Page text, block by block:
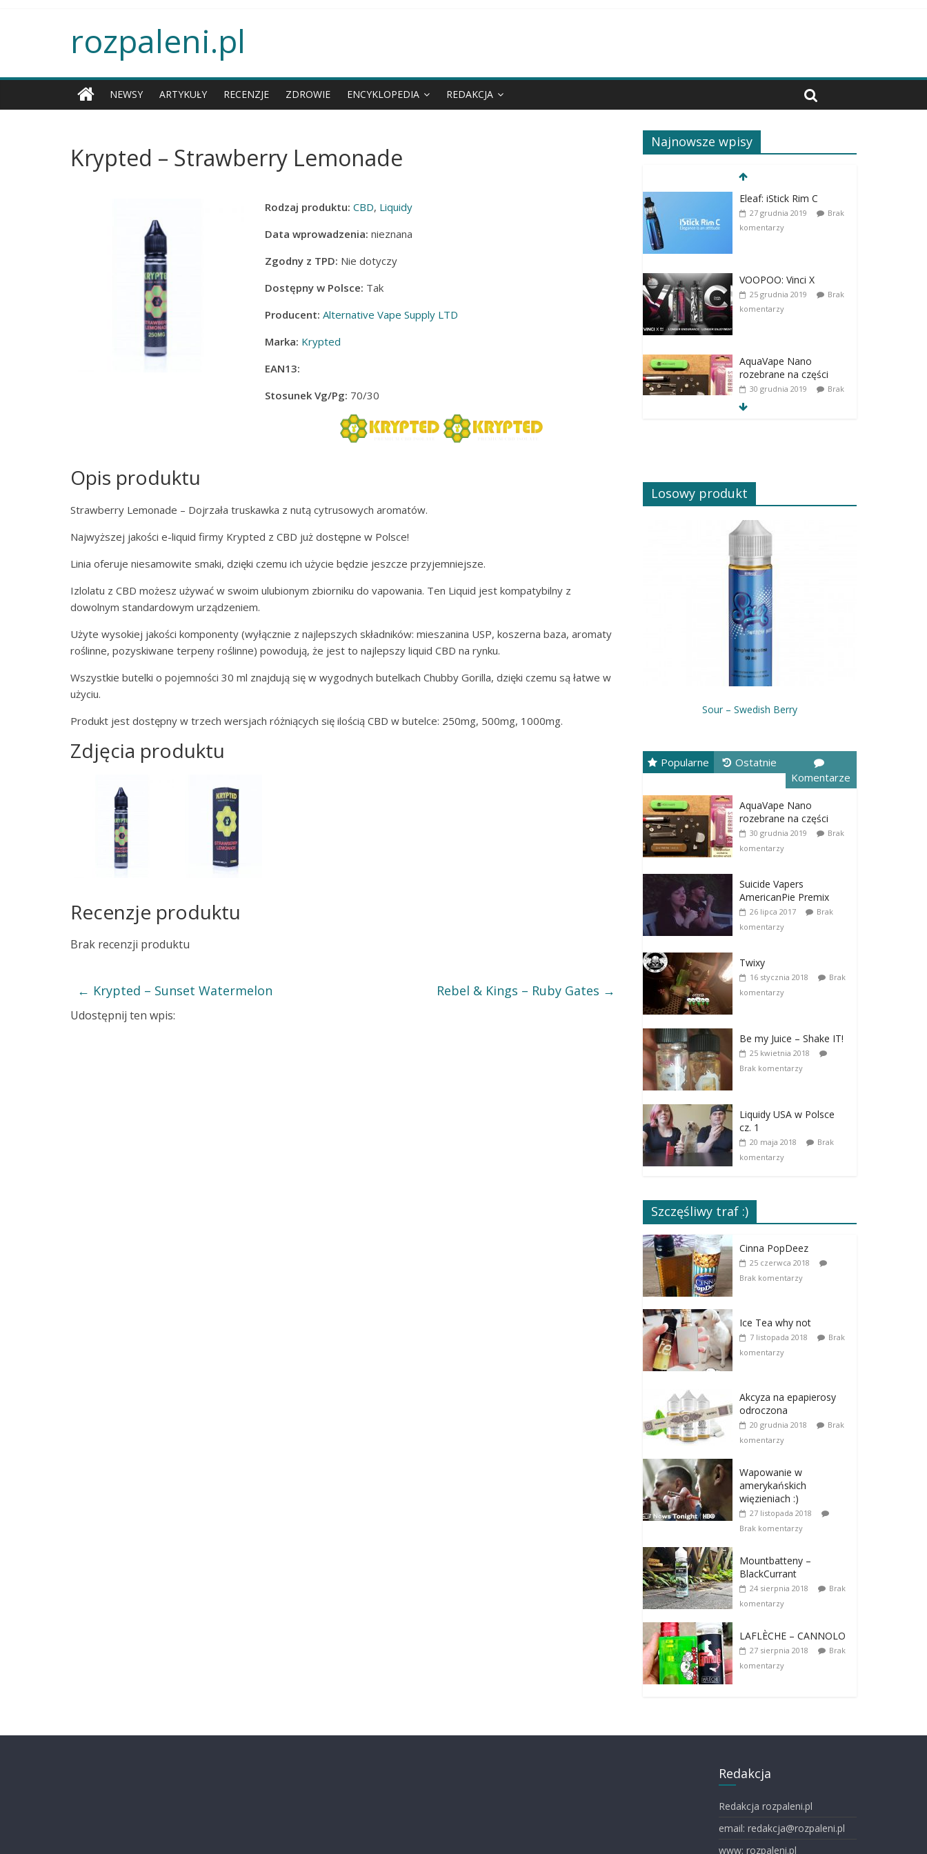
rozpaleni.pl
NEWSY ARTYKUŁY RECENZJE ZDROWIE ENCYKLOPEDIA REDAKCJA
Krypted – Strawberry Lemonade
Rodzaj produktu: CBD, Liquidy
Data wprowadzenia: nieznana
Zgodny z TPD: Nie dotyczy
Dostępny w Polsce: Tak
Producent: Alternative Vape Supply LTD
Marka: Krypted
EAN13:
Stosunek Vg/Pg: 70/30
Opis produktu
Strawberry Lemonade – Dojrzała truskawka z nutą cytrusowych aromatów.
Najwyższej jakości e-liquid firmy Krypted z CBD już dostępne w Polsce!
Linia oferuje niesamowite smaki, dzięki czemu ich użycie będzie jeszcze przyjemniejsze.
Izlolatu z CBD możesz używać w swoim ulubionym zbiorniku do vapowania. Ten Liquid jest kompatybilny z
dowolnym standardowym urządzeniem.
Użyte wysokiej jakości komponenty (wyłącznie z najlepszych składników: mieszanina USP, koszerna baza, aromaty
roślinne, pozyskiwane terpeny roślinne) powodują, że jest to najlepszy liquid CBD na rynku.
Wszystkie butelki o pojemności 30 ml znajdują się w wygodnych butelkach Chubby Gorilla, dzięki czemu są łatwe w
użyciu.
Produkt jest dostępny w trzech wersjach różniących się ilością CBD w butelce: 250mg, 500mg, 1000mg.
Zdjęcia produktu
Recenzje produktu
Brak recenzji produktu
← Krypted – Sunset Watermelon Rebel & Kings – Ruby Gates →
Udostępnij ten wpis:
Najnowsze wpisy
Eleaf: iStick Rim C
27 grudnia 2019
Brak
komentarzy
VOOPOO: Vinci X
25 grudnia 2019
Brak
komentarzy
AquaVape Nano
rozebrane na części
30 grudnia 2019
Brak
komentarzy
Losowy produkt
Sour – Swedish Berry
Popularne
Ostatnie
Komentarze
AquaVape Nano
rozebrane na części
30 grudnia 2019
Brak
komentarzy
Suicide Vapers
AmericanPie Premix
26 lipca 2017
Brak
komentarzy
Twixy
16 stycznia 2018
Brak
komentarzy
Be my Juice – Shake IT!
25 kwietnia 2018
Brak komentarzy
Liquidy USA w Polsce
cz. 1
20 maja 2018
Brak
komentarzy
Szczęśliwy traf :)
Cinna PopDeez
25 czerwca 2018
Brak komentarzy
Ice Tea why not
7 listopada 2018
Brak
komentarzy
Akcyza na epapierosy
odroczona
20 grudnia 2018
Brak
komentarzy
Wapowanie w
amerykańskich
więzieniach :)
27 listopada 2018
Brak komentarzy
Mountbatteny –
BlackCurrant
24 sierpnia 2018
Brak
komentarzy
LAFLÈCHE – CANNOLO
27 sierpnia 2018
Brak
komentarzy
Redakcja
Redakcja rozpaleni.pl
email: redakcja@rozpaleni.pl
www: rozpaleni.pl